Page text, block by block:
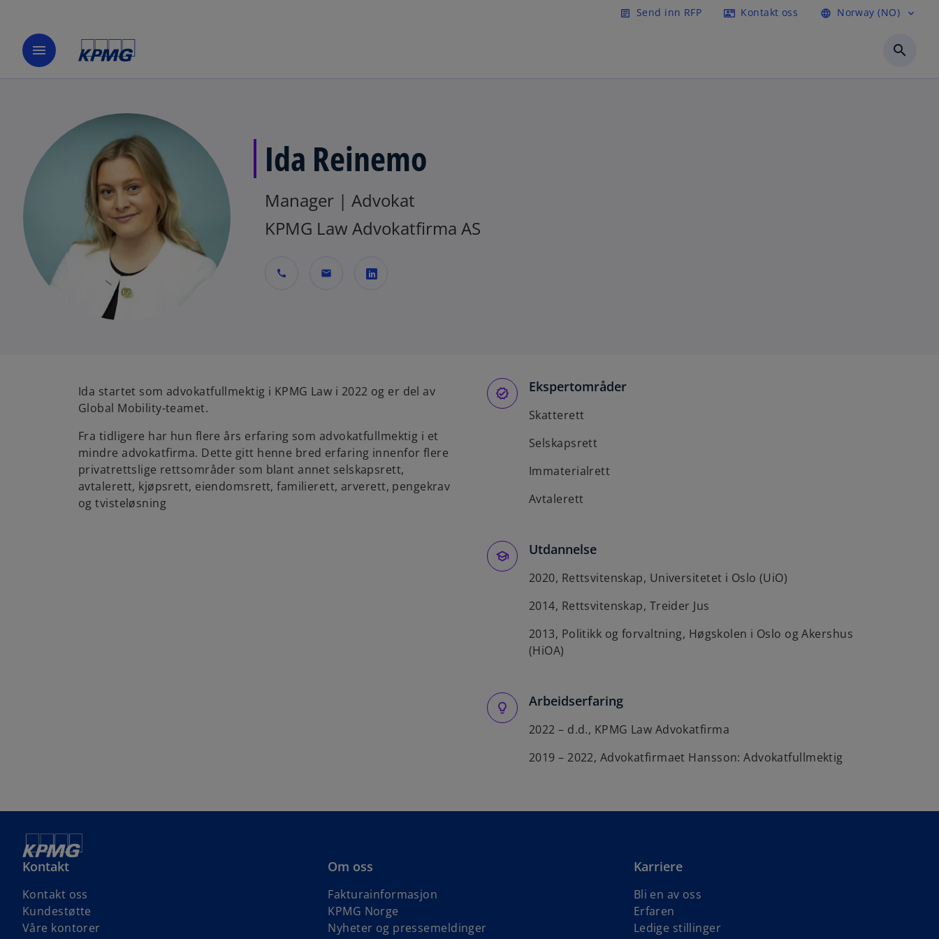
article Send inn RFP contact_mail Kontakt oss language Norway (NO) expand_more
menu search
Ida Reinemo
Manager | Advokat
KPMG Law Advokatfirma AS
call mail
i
n
e
w
t
Ida startet som advokatfullmektig i KPMG Law i 2022 og er del av
Global Mobility-teamet.
Fra tidligere har hun flere års erfaring som advokatfullmektig i et
mindre advokatfirma. Dette gitt henne bred erfaring innenfor flere
privatrettslige rettsområder som blant annet selskapsrett,
avtalerett, kjøpsrett, eiendomsrett, familierett, arverett, pengekrav
og tvisteløsning
Ekspertområder
Skatterett
Selskapsrett
Immaterialrett
Avtalerett
Utdannelse
2020, Rettsvitenskap, Universitetet i Oslo (UiO)
2014, Rettsvitenskap, Treider Jus
2013, Politikk og forvaltning, Høgskolen i Oslo og Akershus
(HiOA)
Arbeidserfaring
2022 – d.d., KPMG Law Advokatfirma
2019 – 2022, Advokatfirmaet Hansson: Advokatfullmektig
Kontakt
Kontakt oss
Kundestøtte
Våre kontorer
Om oss
Fakturainformasjon
KPMG Norge
Nyheter og pressemeldinger
Karriere
Bli en av oss
Erfaren
Ledige stillinger